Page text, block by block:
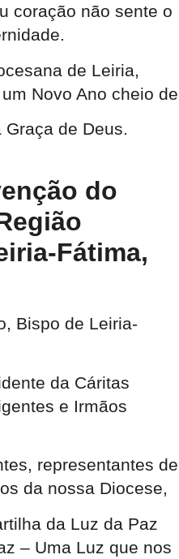
coração não sente o
de Leiria,
Novo Ano cheio de
de Deus.
do
Fátima,
Bispo de Leiria-
da Cáritas
e Irmãos
representantes de
da nossa Diocese,
da Luz da Paz
– Uma Luz que nos